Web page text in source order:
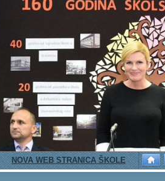
NOVA WEB STRANICA ŠKOLE